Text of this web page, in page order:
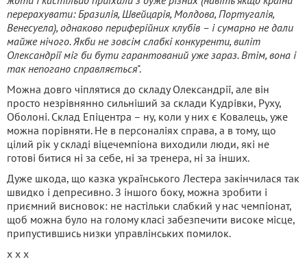
перерахувати: Бразилія, Швейцарія, Молдова, Португалія,
Венесуела), однаково периферійних клубів – і сумарно не дали
майже нічого. Якби не зовсім слабкі конкуренти, виліт
Олександрії міг би бути гарантований уже зараз. Втім, вона і
так непогано справляється".
Можна довго чіплятися до складу Олександрії, але він
просто незрівнянно сильніший за склади Кудрівки, Руху,
Оболоні. Склад Епіцентра – ну, коли у них є Ковалець, уже
можна порівняти. Не в персоналіях справа, а в тому, що
цілий рік у складі віцечемпіона виходили люди, які не
готові битися ні за себе, ні за тренера, ні за інших.
Дуже шкода, що казка українського Лестера закінчилася так
швидко і депресивно. З іншого боку, можна зробити і
приємний висновок: не настільки слабкий у нас чемпіонат,
щоб можна було на голому класі забезпечити високе місце,
припустившись низки управлінських помилок.
х х х